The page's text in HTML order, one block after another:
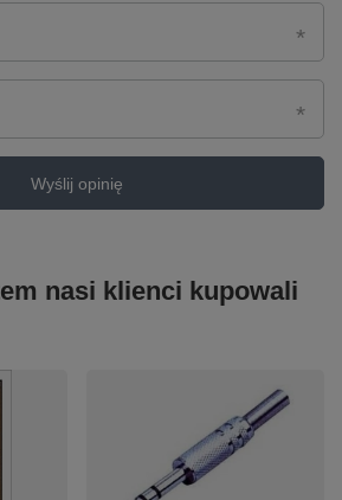
Wyślij opinię
nasi klienci kupowali